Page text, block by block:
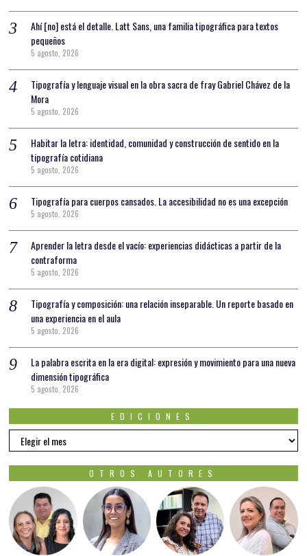
Ahí [no] está el detalle. Latt Sans, una familia tipográfica para textos
pequeños
5 agosto, 2026
Tipografía y lenguaje visual en la obra sacra de fray Gabriel Chávez de la
Mora
5 agosto, 2026
Habitar la letra: identidad, comunidad y construcción de sentido en la
tipografía cotidiana
5 agosto, 2026
Tipografía para cuerpos cansados. La accesibilidad no es una excepción
5 agosto, 2026
Aprender la letra desde el vacío: experiencias didácticas a partir de la
contraforma
5 agosto, 2026
Tipografía y composición: una relación inseparable. Un reporte basado en
una experiencia en el aula
5 agosto, 2026
La palabra escrita en la era digital: expresión y movimiento para una nueva
dimensión tipográfica
5 agosto, 2026
EDICIONES
EDICIONES
OTROS AUTORES